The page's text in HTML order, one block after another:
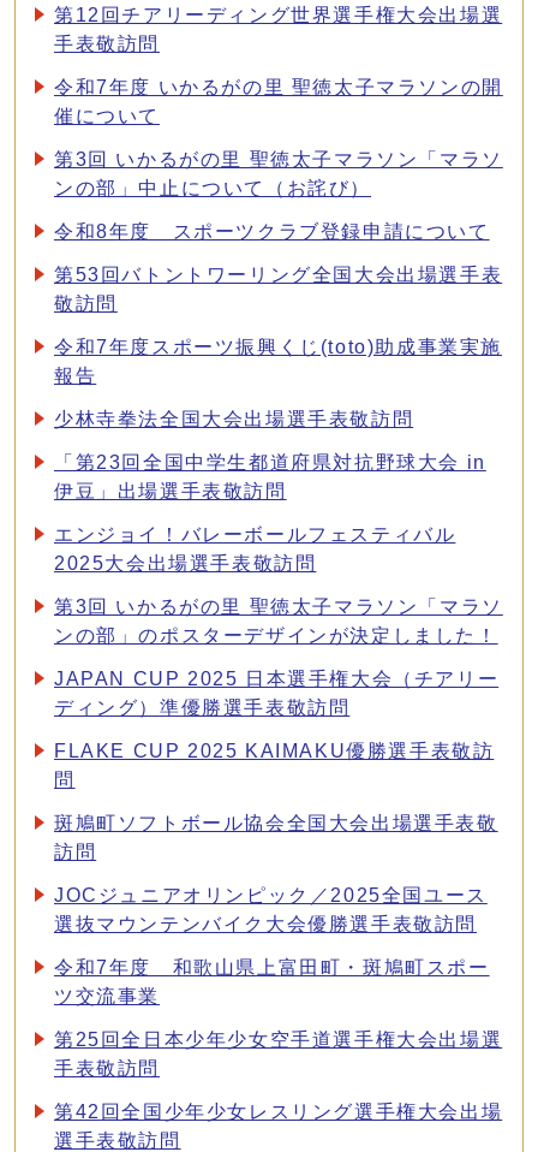
第12回チアリーディング世界選手権大会出場選
手表敬訪問
令和7年度 いかるがの里 聖徳太子マラソンの開
催について
第3回 いかるがの里 聖徳太子マラソン「マラソ
ンの部」中止について（お詫び）
令和8年度 スポーツクラブ登録申請について
第53回バトントワーリング全国大会出場選手表
敬訪問
令和7年度スポーツ振興くじ(toto)助成事業実施
報告
少林寺拳法全国大会出場選手表敬訪問
「第23回全国中学生都道府県対抗野球大会 in
伊豆」出場選手表敬訪問
エンジョイ！バレーボールフェスティバル
2025大会出場選手表敬訪問
第3回 いかるがの里 聖徳太子マラソン「マラソ
ンの部」のポスターデザインが決定しました！
JAPAN CUP 2025 日本選手権大会（チアリー
ディング）準優勝選手表敬訪問
FLAKE CUP 2025 KAIMAKU優勝選手表敬訪
問
斑鳩町ソフトボール協会全国大会出場選手表敬
訪問
JOCジュニアオリンピック／2025全国ユース
選抜マウンテンバイク大会優勝選手表敬訪問
令和7年度 和歌山県上富田町・斑鳩町スポー
ツ交流事業
第25回全日本少年少女空手道選手権大会出場選
手表敬訪問
第42回全国少年少女レスリング選手権大会出場
選手表敬訪問